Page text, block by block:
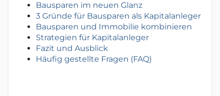
Bausparen im neuen Glanz
3 Gründe für Bausparen als Kapitalanleger
Bausparen und Immobilie kombinieren
Strategien für Kapitalanleger
Fazit und Ausblick
Häufig gestellte Fragen (FAQ)